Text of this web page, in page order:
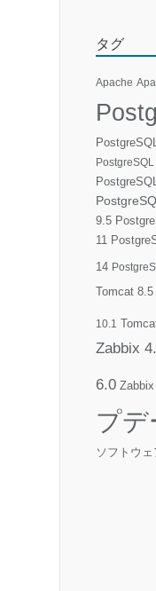
タグ
Apache
PostgreSQL
9.5
11
14
Tomcat 8.5
10.1
Zabbix
6.0
プデ
ソフトウェ